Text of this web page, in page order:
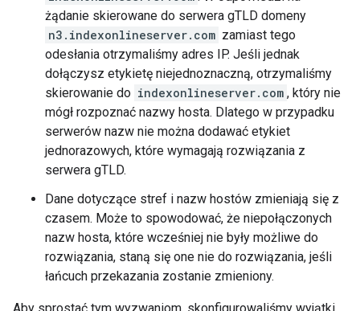
żądanie skierowane do serwera gTLD domeny
n3.indexonlineserver.com zamiast tego
odesłania otrzymaliśmy adres IP. Jeśli jednak
dołączysz etykietę niejednoznaczną, otrzymaliśmy
skierowanie do indexonlineserver.com , który nie
mógł rozpoznać nazwy hosta. Dlatego w przypadku
serwerów nazw nie można dodawać etykiet
jednorazowych, które wymagają rozwiązania z
serwera gTLD.
Dane dotyczące stref i nazw hostów zmieniają się z
czasem. Może to spowodować, że niepołączonych
nazw hosta, które wcześniej nie były możliwe do
rozwiązania, staną się one nie do rozwiązania, jeśli
łańcuch przekazania zostanie zmieniony.
Aby sprostać tym wyzwaniom, skonfigurowaliśmy wyjątki